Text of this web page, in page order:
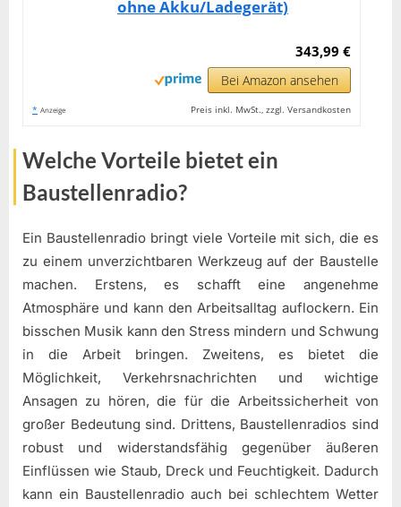
ohne Akku/Ladegerät)
343,99 €
Bei Amazon ansehen
* Anzeige Preis inkl. MwSt., zzgl. Versandkosten
Welche Vorteile bietet ein
Baustellenradio?
Ein Baustellenradio bringt viele Vorteile mit sich, die es
zu einem unverzichtbaren Werkzeug auf der Baustelle
machen. Erstens, es schafft eine angenehme
Atmosphäre und kann den Arbeitsalltag auflockern. Ein
bisschen Musik kann den Stress mindern und Schwung
in die Arbeit bringen. Zweitens, es bietet die
Möglichkeit, Verkehrsnachrichten und wichtige
Ansagen zu hören, die für die Arbeitssicherheit von
großer Bedeutung sind. Drittens, Baustellenradios sind
robust und widerstandsfähig gegenüber äußeren
Einflüssen wie Staub, Dreck und Feuchtigkeit. Dadurch
kann ein Baustellenradio auch bei schlechtem Wetter